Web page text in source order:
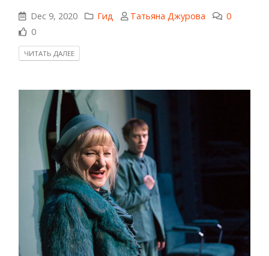
Dec 9, 2020 Гид Татьяна Джурова
0
0
ЧИТАТЬ ДАЛЕЕ